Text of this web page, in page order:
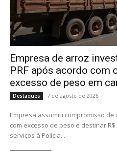
Empresa de arroz
PRF após acordo com
excesso de peso em
Destaques 7 de agosto de 2026
Empresa assumiu compromisso
com excesso de peso e destinar
serviços à Polícia...